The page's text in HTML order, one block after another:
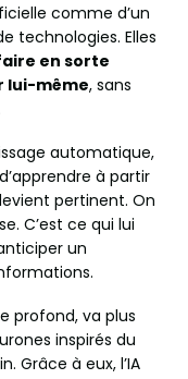
comme d’un
technologies. Elles
en sorte
lui-même, sans
automatique,
à partir
pertinent. On
C’est ce qui lui
un
profond, va plus
inspirés du
Grâce à eux, l’IA